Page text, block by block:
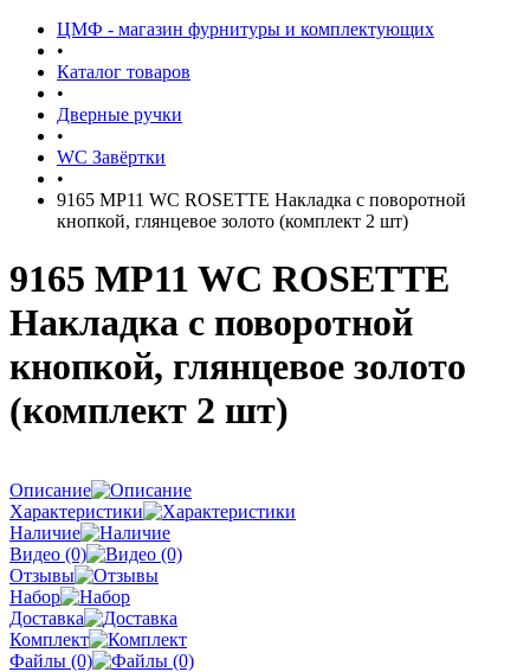
ЦМФ - магазин фурнитуры и комплектующих
•
Каталог товаров
•
Дверные ручки
•
WC Завёртки
•
9165 MP11 WC ROSETTE Накладка с поворотной
кнопкой, глянцевое золото (комплект 2 шт)
9165 MP11 WC ROSETTE
Накладка с поворотной
кнопкой, глянцевое золото
(комплект 2 шт)
Описание
Характеристики
Наличие
Видео (0)
Отзывы
Набор
Доставка
Комплект
Файлы (0)